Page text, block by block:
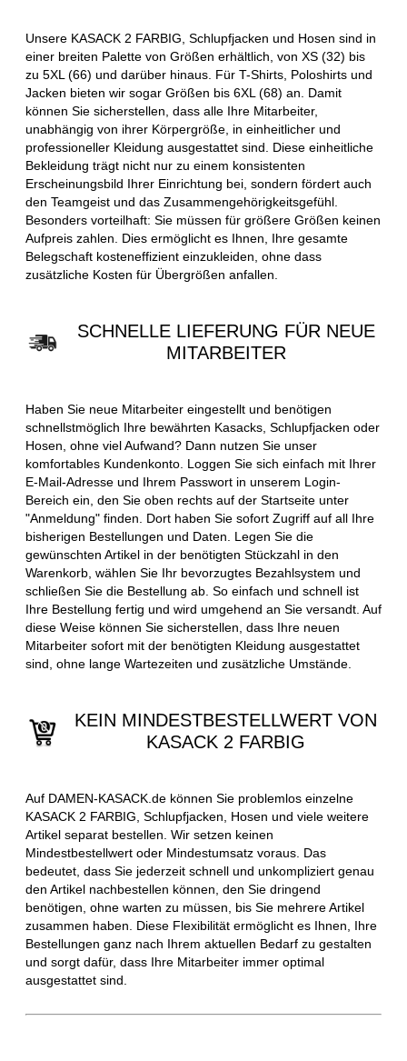
Unsere KASACK 2 FARBIG, Schlupfjacken und Hosen sind in
einer breiten Palette von Größen erhältlich, von XS (32) bis
zu 5XL (66) und darüber hinaus. Für T-Shirts, Poloshirts und
Jacken bieten wir sogar Größen bis 6XL (68) an. Damit
können Sie sicherstellen, dass alle Ihre Mitarbeiter,
unabhängig von ihrer Körpergröße, in einheitlicher und
professioneller Kleidung ausgestattet sind. Diese einheitliche
Bekleidung trägt nicht nur zu einem konsistenten
Erscheinungsbild Ihrer Einrichtung bei, sondern fördert auch
den Teamgeist und das Zusammengehörigkeitsgefühl.
Besonders vorteilhaft: Sie müssen für größere Größen keinen
Aufpreis zahlen. Dies ermöglicht es Ihnen, Ihre gesamte
Belegschaft kosteneffizient einzukleiden, ohne dass
zusätzliche Kosten für Übergrößen anfallen.
SCHNELLE LIEFERUNG FÜR NEUE
MITARBEITER
Haben Sie neue Mitarbeiter eingestellt und benötigen
schnellstmöglich Ihre bewährten Kasacks, Schlupfjacken oder
Hosen, ohne viel Aufwand? Dann nutzen Sie unser
komfortables Kundenkonto. Loggen Sie sich einfach mit Ihrer
E-Mail-Adresse und Ihrem Passwort in unserem Login-
Bereich ein, den Sie oben rechts auf der Startseite unter
"Anmeldung" finden. Dort haben Sie sofort Zugriff auf all Ihre
bisherigen Bestellungen und Daten. Legen Sie die
gewünschten Artikel in der benötigten Stückzahl in den
Warenkorb, wählen Sie Ihr bevorzugtes Bezahlsystem und
schließen Sie die Bestellung ab. So einfach und schnell ist
Ihre Bestellung fertig und wird umgehend an Sie versandt. Auf
diese Weise können Sie sicherstellen, dass Ihre neuen
Mitarbeiter sofort mit der benötigten Kleidung ausgestattet
sind, ohne lange Wartezeiten und zusätzliche Umstände.
KEIN MINDESTBESTELLWERT VON
KASACK 2 FARBIG
Auf DAMEN-KASACK.de können Sie problemlos einzelne
KASACK 2 FARBIG, Schlupfjacken, Hosen und viele weitere
Artikel separat bestellen. Wir setzen keinen
Mindestbestellwert oder Mindestumsatz voraus. Das
bedeutet, dass Sie jederzeit schnell und unkompliziert genau
den Artikel nachbestellen können, den Sie dringend
benötigen, ohne warten zu müssen, bis Sie mehrere Artikel
zusammen haben. Diese Flexibilität ermöglicht es Ihnen, Ihre
Bestellungen ganz nach Ihrem aktuellen Bedarf zu gestalten
und sorgt dafür, dass Ihre Mitarbeiter immer optimal
ausgestattet sind.